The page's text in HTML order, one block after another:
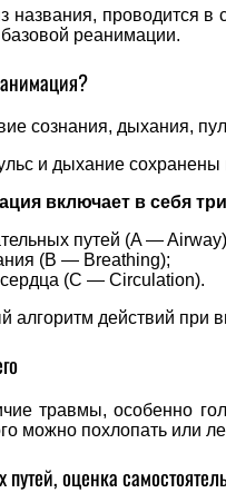
проводится
реанимации.
сознания, дыхания,
и дыхание
включает в себя
путей (A —
(В — Breathing);
(С — Circulation).
алгоритм действий при
травмы, особенно
можно похлопать или
оценка